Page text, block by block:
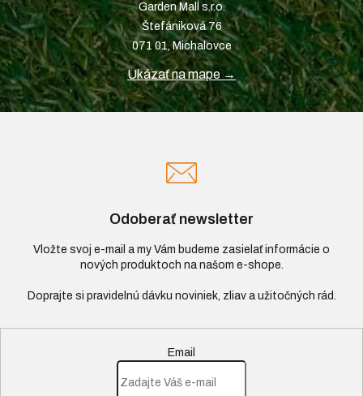
Garden Mall s.r.o.
Štefániková 76
071 01, Michalovce
Ukázať na mape →
Odoberať newsletter
Vložte svoj e-mail a my Vám budeme zasielať informácie o
nových produktoch na našom e-shope.
Email